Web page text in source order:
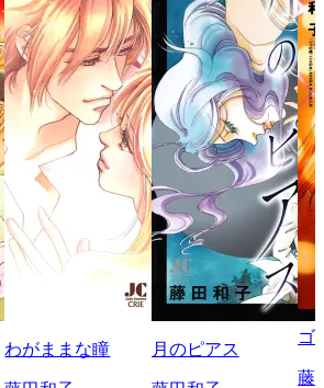
わがままな瞳 月のピアス
ゴ
藤